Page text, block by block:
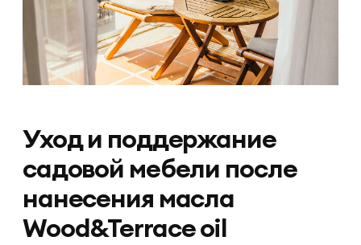
Уход и поддержание
садовой мебели после
нанесения масла
Wood&Terrace oil